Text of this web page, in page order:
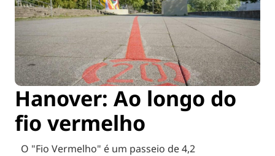
Hanover: Ao longo do
fio vermelho
O "Fio Vermelho" é um passeio de 4,2